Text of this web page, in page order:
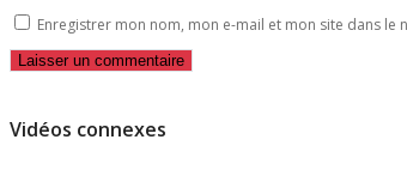
Enregistrer mon nom, mon e-mail et mon site dans
Vidéos connexes